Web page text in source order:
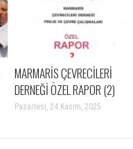
MARMARİS ÇEVRECİLERİ
DERNEĞİ ÖZEL RAPOR (2)
Pazartesi, 24 Kasım, 2025